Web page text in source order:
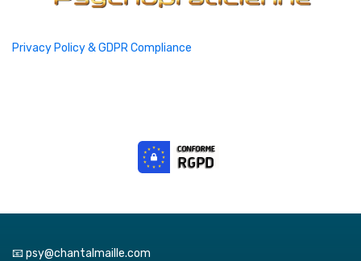
Privacy Policy & GDPR Compliance
📧 psy@chantalmaille.com